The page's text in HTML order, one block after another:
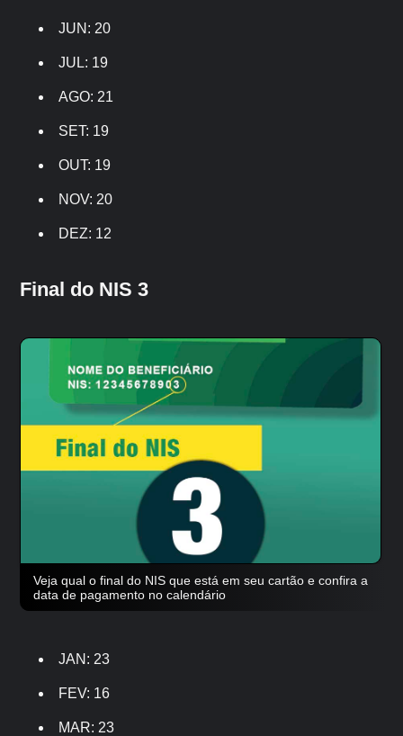
JUN: 20
JUL: 19
AGO: 21
SET: 19
OUT: 19
NOV: 20
DEZ: 12
Final do NIS 3
Veja qual o final do NIS que está em seu cartão e confira a
data de pagamento no calendário
JAN: 23
FEV: 16
MAR: 23